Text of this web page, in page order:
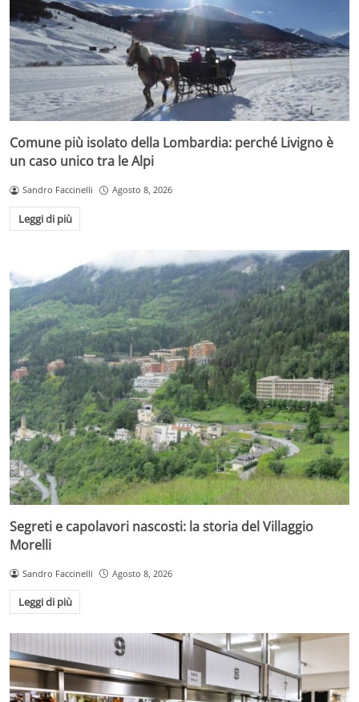
Comune più isolato della Lombardia: perché Livigno è
un caso unico tra le Alpi
Sandro Faccinelli Agosto 8, 2026
Leggi di più
Segreti e capolavori nascosti: la storia del Villaggio
Morelli
Sandro Faccinelli Agosto 8, 2026
Leggi di più